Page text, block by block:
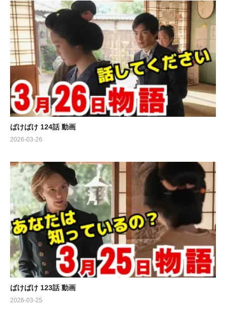
ばけばけ 124話 動画
2026-03-26
ばけばけ 123話 動画
2026-03-25